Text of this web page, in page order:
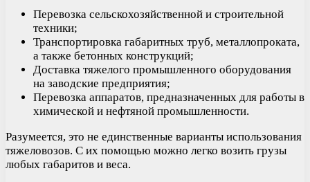
Перевозка сельскохозяйственной и строительной
техники;
Транспортировка габаритных труб, металлопроката,
а также бетонных конструкций;
Доставка тяжелого промышленного оборудования
на заводские предприятия;
Перевозка аппаратов, предназначенных для работы в
химической и нефтяной промышленности.
Разумеется, это не единственные варианты использования
тяжеловозов. С их помощью можно легко возить грузы
любых габаритов и веса.